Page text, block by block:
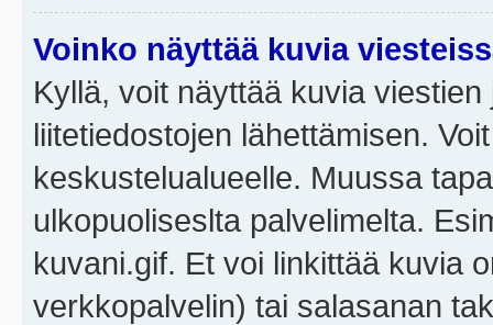
Voinko näyttää kuvia
Kyllä, voit näyttää kuvia
liitetiedostojen lähettämisen.
keskustelualueelle. Muussa
ulkopuoliseslta palvelimelta.
kuvani.gif. Et voi linkittää kuvia
verkkopalvelin) tai salasanan